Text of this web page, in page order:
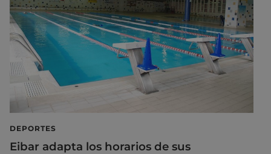
DEPORTES
Eibar adapta los horarios de sus